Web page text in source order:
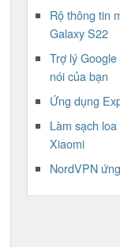
Rộ thông tin
Galaxy S22
Trợ lý
nói của bạn
Ứng dụng
Làm sạch
Xiaomi
NordVPN